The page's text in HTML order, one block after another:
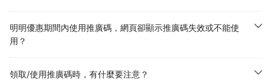
明明優惠期間內使用推廣碼，網頁卻顯示推廣碼失效或不能使
用？
領取/使用推廣碼時，有什麼要注意？